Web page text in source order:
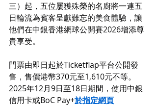
三）起，五位屢獲殊榮的名廚將一連五
日輪流為賓客呈獻難忘的美食體驗，讓
他們在中銀香港網球公開賽2026增添尊
貴享受。
門票由即日起於Ticketflap平台公開發
售，售價港幣370元至1,610元不等。
2025年12月9日至18日期間，使用中銀
信用卡或BoC Pay+於指定網頁